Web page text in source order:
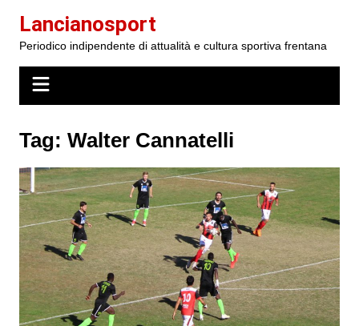
contenuto
Lancianosport
Periodico indipendente di attualità e cultura sportiva frentana
Tag: Walter Cannatelli